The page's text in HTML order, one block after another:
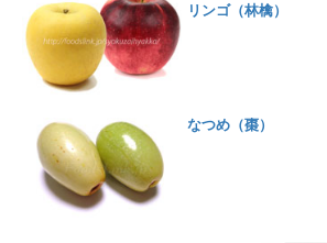
リンゴ（林檎）
なつめ（棗）